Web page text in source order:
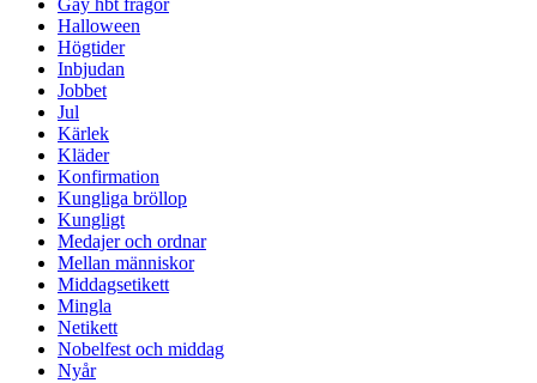
Halloween
Högtider
Inbjudan
Jobbet
Jul
Kärlek
Kläder
Konfirmation
Kungliga bröllop
Kungligt
Medajer och ordnar
Mellan människor
Middagsetikett
Mingla
Netikett
Nobelfest och middag
Nyår